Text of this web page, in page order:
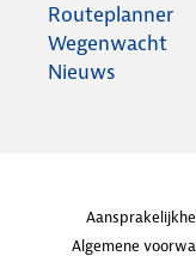
Routeplanner
Wegenwacht
Nieuws
Algemene